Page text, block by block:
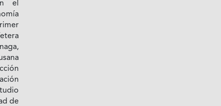
el
de